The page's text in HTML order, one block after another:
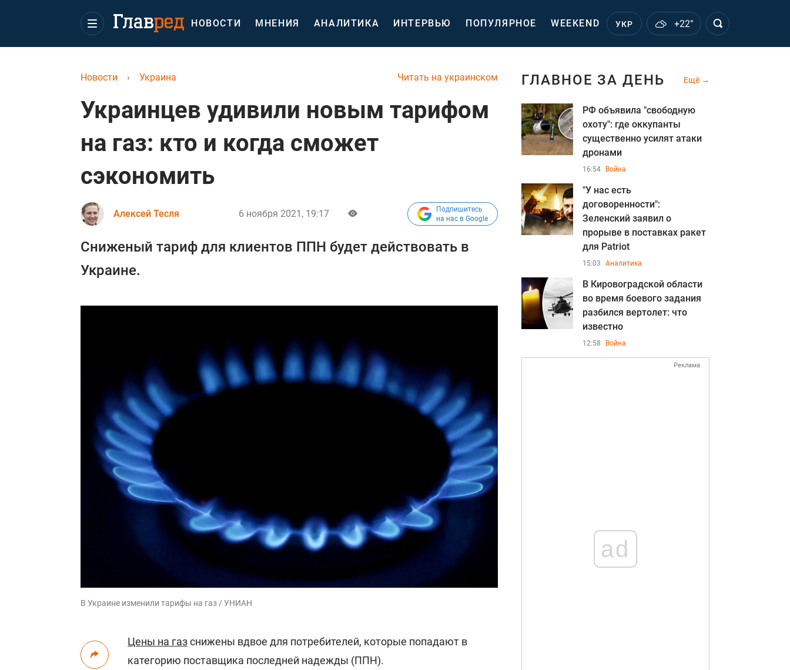
НОВОСТИ МНЕНИЯ АНАЛИТИКА ИНТЕРВЬЮ ПОПУЛЯРНОЕ WEEKEND УКР +22°
Читать на украинском
Новости › Украина
Украинцев удивили новым тарифом
на газ: кто и когда сможет
сэкономить
Алексей Тесля 6 ноября 2021, 19:17
Подпишитесь
на нас в Google
Сниженый тариф для клиентов ППН будет действовать в
Украине.
В Украине изменили тарифы на газ / УНИАН
Цены на газснижены вдвое для потребителей, которые попадают в
категорию поставщика последней надежды (ППН).
ГЛАВНОЕ ЗА ДЕНЬ Ещё
РФ объявила "свободную
охоту": где оккупанты
существенно усилят атаки
дронами
16:54 Война
"У нас есть
договоренности":
Зеленский заявил о
прорыве в поставках ракет
для Patriot
15:03 Аналитика
В Кировоградской области
во время боевого задания
разбился вертолет: что
известно
12:58 Война
Реклама
ad